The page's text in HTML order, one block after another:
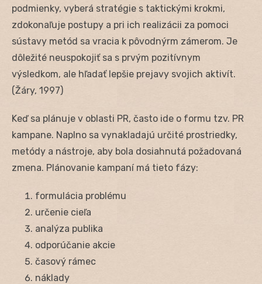
podmienky, vyberá stratégie s taktickými krokmi,
zdokonaľuje postupy a pri ich realizácii za pomoci
sústavy metód sa vracia k pôvodnýrm zámerom. Je
dôležité neuspokojiť sa s prvým pozitívnym
výsledkom, ale hľadať lepšie prejavy svojich aktivít.
(Žáry, 1997)
Keď sa plánuje v oblasti PR, často ide o formu tzv. PR
kampane. Naplno sa vynakladajú určité prostriedky,
metódy a nástroje, aby bola dosiahnutá požadovaná
zmena. Plánovanie kampaní má tieto fázy:
formulácia problému
určenie cieľa
analýza publika
odporúčanie akcie
časový rámec
náklady